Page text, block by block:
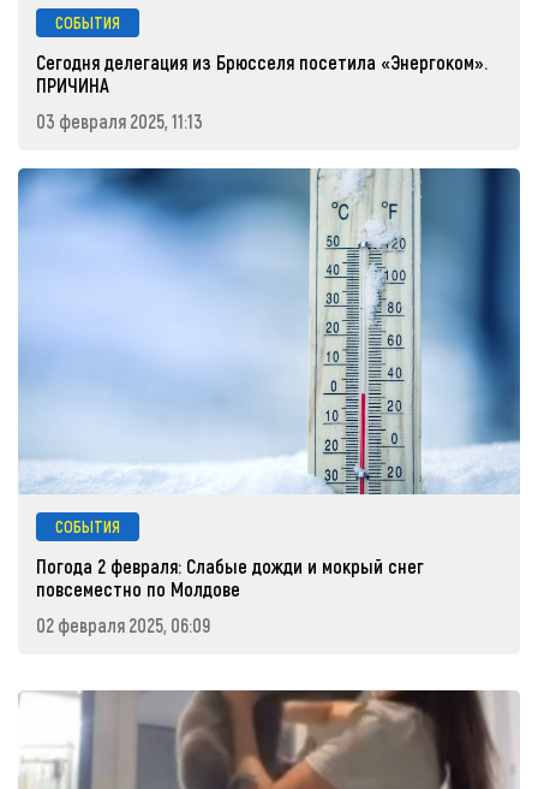
СОБЫТИЯ
Сегодня делегация из Брюсселя посетила «Энергоком».
ПРИЧИНА
03 февраля 2025, 11:13
СОБЫТИЯ
Погода 2 февраля: Слабые дожди и мокрый снег
повсеместно по Молдове
02 февраля 2025, 06:09